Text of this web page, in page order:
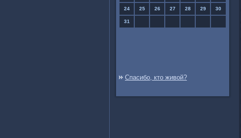
24 25 26 27 28 29 30
31
Спасибо, кто живой?